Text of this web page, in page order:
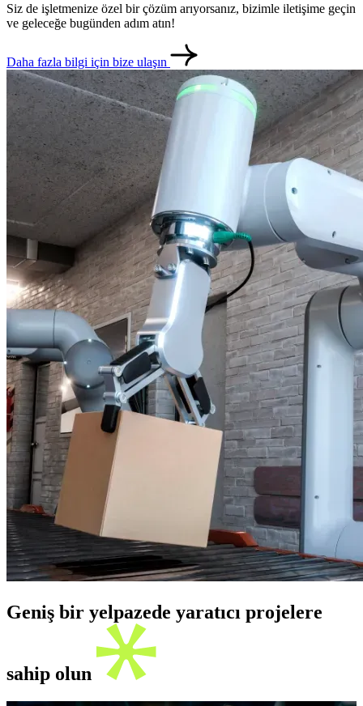
Siz de işletmenize özel bir çözüm arıyorsanız, bizimle iletişime geçin
ve geleceğe bugünden adım atın!
Daha fazla bilgi için bize ulaşın
Geniş bir yelpazede yaratıcı projelere
sahip olun